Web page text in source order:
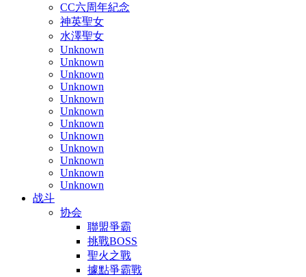
CC六周年紀念
神英聖女
水澤聖女
Unknown
Unknown
Unknown
Unknown
Unknown
Unknown
Unknown
Unknown
Unknown
Unknown
Unknown
Unknown
战斗
协会
聯盟爭霸
挑戰BOSS
聖火之戰
據點爭霸戰